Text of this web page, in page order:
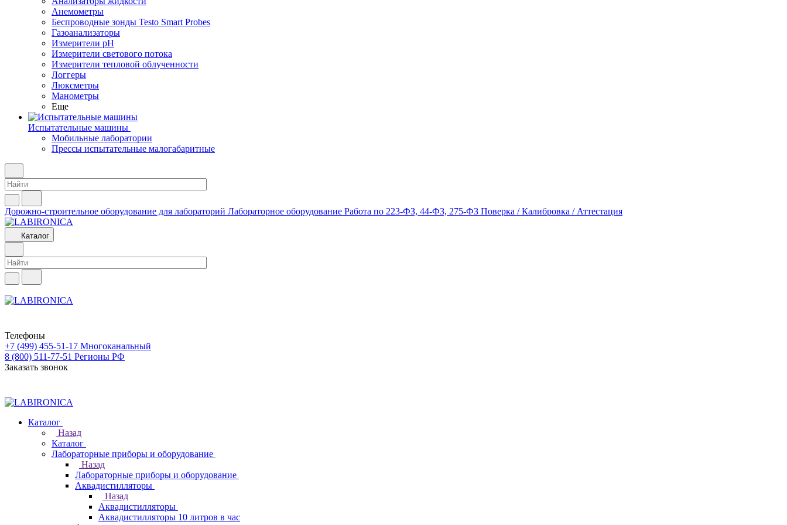
Анемометры
Беспроводные зонды Testo Smart Probes
Газоанализаторы
Измерители pH
Измерители светового потока
Измерители тепловой облученности
Логгеры
Люксметры
Манометры
Еще
Испытательные машины
Мобильные лаборатории
Прессы испытательные малогабаритные
Дорожно-строительное оборудование для лабораторий Лабораторное оборудование Работа по 223-ФЗ, 44-ФЗ, 275-ФЗ Поверка / Калибровка / Аттестация
Каталог
Телефоны
+7 (499) 455-51-17 Многоканальный
8 (800) 511-77-51 Регионы РФ
Заказать звонок
Каталог
Назад
Каталог
Лабораторные приборы и оборудование
Назад
Лабораторные приборы и оборудование
Аквадистилляторы
Назад
Аквадистилляторы
Аквадистилляторы 10 литров в час